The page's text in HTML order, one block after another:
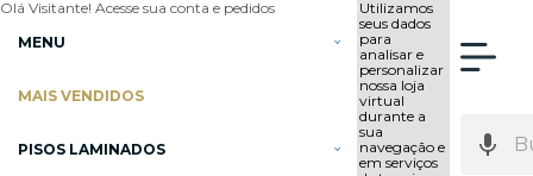
Olá Visitante! Acesse sua conta e pedidos
MENU
MAIS VENDIDOS
PISOS LAMINADOS
Utilizamos
seus dados
para
analisar e
personalizar
nossa loja
virtual
durante a
sua
navegação e
em serviços